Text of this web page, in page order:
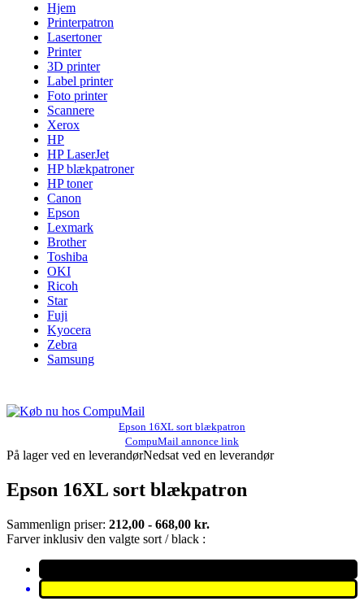
Hjem
Printerpatron
Lasertoner
Printer
3D printer
Label printer
Foto printer
Scannere
Xerox
HP
HP LaserJet
HP blækpatroner
HP toner
Canon
Epson
Lexmark
Brother
Toshiba
OKI
Ricoh
Star
Fuji
Kyocera
Zebra
Samsung
Epson 16XL sort blækpatron
CompuMail annonce link
På lager ved en leverandørNedsat ved en leverandør
Epson 16XL sort blækpatron
Sammenlign priser: 212,00 - 668,00 kr.
Farver inklusiv den valgte sort / black :